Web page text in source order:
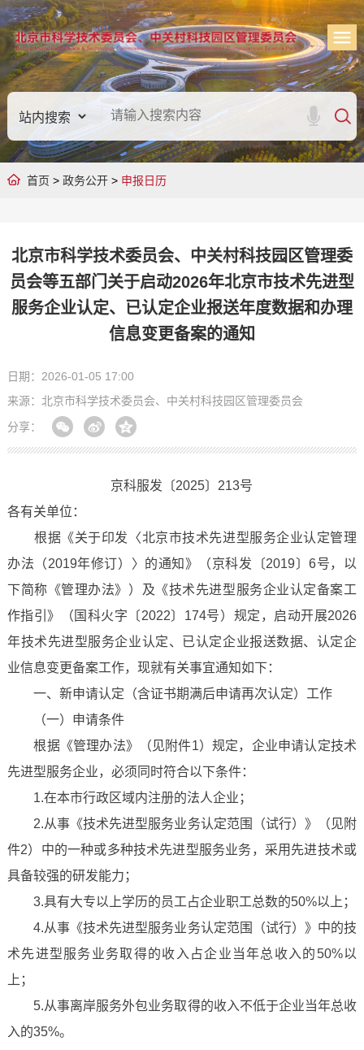
首页 > 政务公开> 申报日历
北京市科学技术委员会、中关村科技园区管理委
员会等五部门关于启动2026年北京市技术先进型
服务企业认定、已认定企业报送年度数据和办理
信息变更备案的通知
日期：2026-01-05 17:00
来源：北京市科学技术委员会、中关村科技园区管理委员会
分享：
京科服发〔2025〕213号
各有关单位：
根据《关于印发〈北京市技术先进型服务企业认定管理
办法（2019年修订）〉的通知》（京科发〔2019〕6号，以
下简称《管理办法》）及《技术先进型服务企业认定备案工
作指引》（国科火字〔2022〕174号）规定，启动开展2026
年技术先进型服务企业认定、已认定企业报送数据、认定企
业信息变更备案工作，现就有关事宜通知如下：
一、新申请认定（含证书期满后申请再次认定）工作
（一）申请条件
根据《管理办法》（见附件1）规定，企业申请认定技术
先进型服务企业，必须同时符合以下条件：
1.在本市行政区域内注册的法人企业；
2.从事《技术先进型服务业务认定范围（试行）》（见附
件2）中的一种或多种技术先进型服务业务，采用先进技术或
具备较强的研发能力；
3.具有大专以上学历的员工占企业职工总数的50%以上；
4.从事《技术先进型服务业务认定范围（试行）》中的技
术先进型服务业务取得的收入占企业当年总收入的50%以
上；
5.从事离岸服务外包业务取得的收入不低于企业当年总收
入的35%。